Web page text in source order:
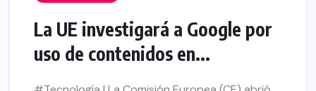
La UE investigará a Google por
uso de contenidos en...